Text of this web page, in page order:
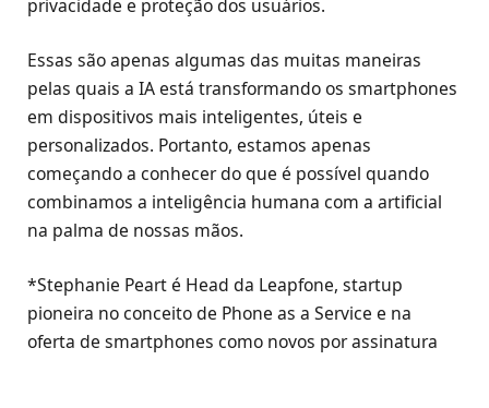
privacidade e proteção dos usuários.
Essas são apenas algumas das muitas maneiras
pelas quais a IA está transformando os smartphones
em dispositivos mais inteligentes, úteis e
personalizados. Portanto, estamos apenas
começando a conhecer do que é possível quando
combinamos a inteligência humana com a artificial
na palma de nossas mãos.
*Stephanie Peart é Head da Leapfone, startup
pioneira no conceito de Phone as a Service e na
oferta de smartphones como novos por assinatura